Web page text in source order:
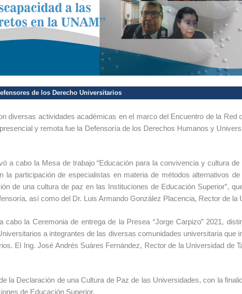
de los Derecho Universitarios
diversas actividades académicas en el marco del Encuentro de la Red
y remota fue la Defensoría de los Derechos Humanos y
a cabo la Mesa de trabajo “Educación para la convivencia y cultura
la participación de especialistas en materia de métodos alternativos
de una cultura de paz en las Instituciones de Educación Superior”,
así como del Dr. Luis Armando González Placencia, Rector de la
la Ceremonia de entrega de la Presea “Jorge Carpizo” 2021,
a integrantes de las diversas comunidades universitaria que
El Ing. José Andrés Suáres Fernández, Rector de la Universidad de
la Declaración de una Cultura de Paz de las Universidades, con la
de Educación Superior.